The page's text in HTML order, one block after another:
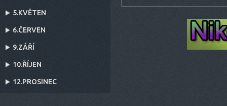
5.KVĚTEN
6.ČERVEN
9.ZÁŘÍ
10.ŘÍJEN
12.PROSINEC